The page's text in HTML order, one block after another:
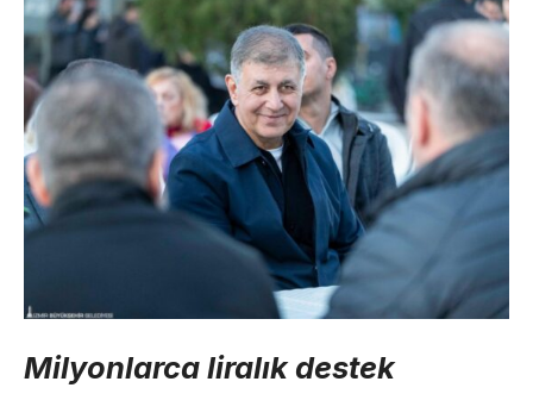
Milyonlarca liralık destek